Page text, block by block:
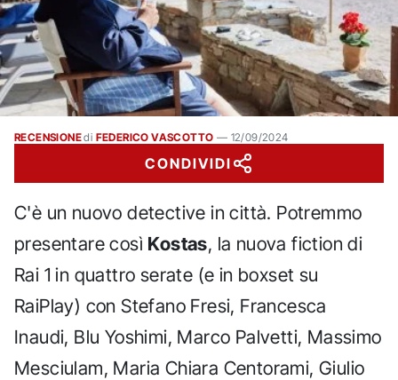
RECENSIONEdi FEDERICO VASCOTTO — 12/09/2024
CONDIVIDI
C'è un nuovo detective in città. Potremmo
presentare così Kostas, la nuova fiction di
Rai 1 in quattro serate (e in boxset su
RaiPlay) con Stefano Fresi, Francesca
Inaudi, Blu Yoshimi, Marco Palvetti, Massimo
Mesciulam, Maria Chiara Centorami, Giulio